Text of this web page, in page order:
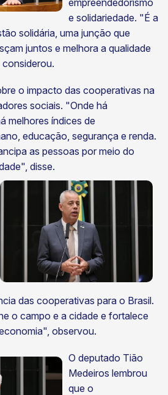
empreendedorismo
e solidariedade. "É a
solidária, uma junção que
juntos e melhora a qualidade
o impacto das cooperativas na
sociais. "Onde há
melhores índices de
educação, segurança e renda.
as pessoas por meio do
disse.
das cooperativas para o Brasil.
o campo e a cidade e fortalece
observou.
O deputado Tião
Medeiros lembrou
que o